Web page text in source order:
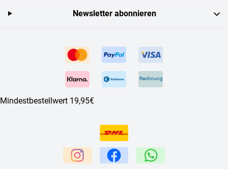
Rechnung
Mindestbestellwert 19,95€
Newsletter abonnieren